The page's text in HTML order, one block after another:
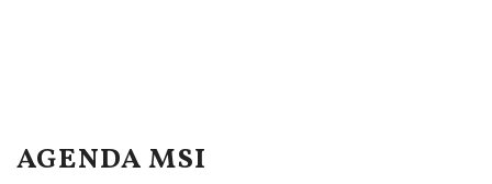
AGENDA MSI